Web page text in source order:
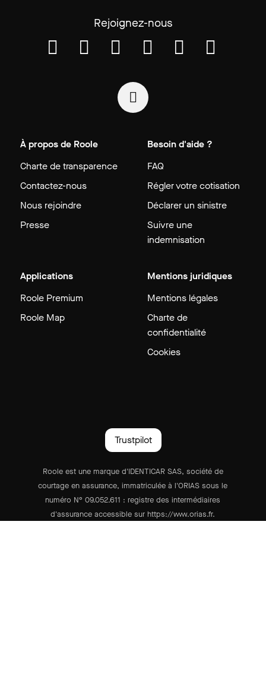
Rejoignez-nous
À propos de Roole
Charte de transparence
Contactez-nous
Nous rejoindre
Presse
Besoin d'aide ?
FAQ
Régler votre cotisation
Déclarer un sinistre
Suivre une
indemnisation
Applications
Roole Premium
Roole Map
Mentions juridiques
Mentions légales
Charte de
confidentialité
Cookies
Trustpilot
Roole est une marque d'IDENTICAR SAS, société de
courtage en assurance, immatriculée à l'ORIAS sous le
numéro N° 09.052.611 : registre des intermédiaires
d'assurance accessible sur https://www.orias.fr.